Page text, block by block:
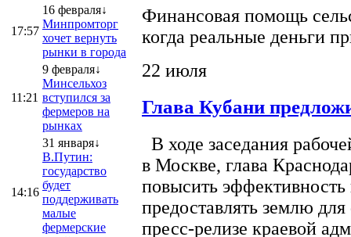
17:57
16 февраля↓
Минпромторг
хочет вернуть
рынки в города
11:21
9 февраля↓
Минсельхоз
вступился за
фермеров на
рынках
14:16
31 января↓
В.Путин:
государство
будет
поддерживать
малые
фермерские
Финансовая помощь
когда реальные деньги
22 июля
Глава Кубани
В ходе заседания
в Москве, глава
повысить эффективность
предоставлять землю
пресс-релизе краевой